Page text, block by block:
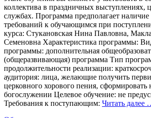
коллектива в праздничных выступлениях,
службах. Программа предполагает
требований к обучающимся при
курса: Стукановская Нина Павловна,
Семеновна Характеристика программы:
программы: дополнительная
(общеразвивающая) программа Тип
продолжительности реализации:
аудитория: лица, желающие получить
церковного хорового пения, сформировать
богослужении Целевое обучение: не
Требования к поступающим: Читать далее